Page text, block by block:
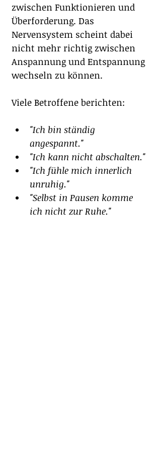
zwischen Funktionieren und
Überforderung. Das
Nervensystem scheint dabei
nicht mehr richtig zwischen
Anspannung und Entspannung
wechseln zu können.
Viele Betroffene berichten:
"Ich bin ständig
angespannt."
"Ich kann nicht abschalten."
"Ich fühle mich innerlich
unruhig."
"Selbst in Pausen komme
ich nicht zur Ruhe."